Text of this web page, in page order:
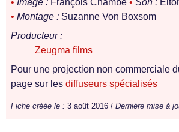
• Image : François Chambe • Son :
• Montage : Suzanne Von Boxsom
Producteur :
Zeugma films
Pour une projection non commerciale
page sur les diffuseurs spécialisés
Fiche créée le : 3 août 2016 / Dernière mise à